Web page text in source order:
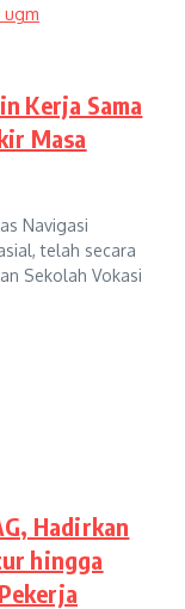
Kerja Sama
Masa
Navigasi
telah secara
Sekolah Vokasi
Hadirkan
hingga